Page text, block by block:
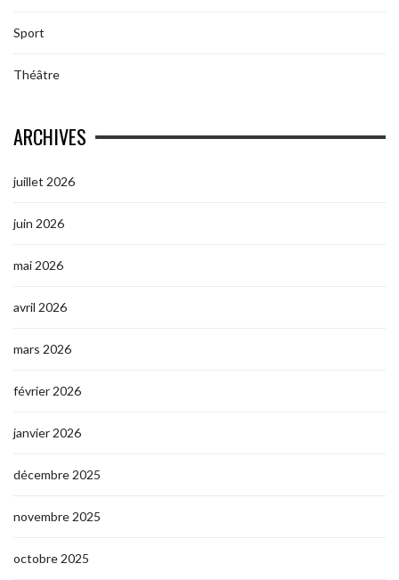
Sport
Théâtre
ARCHIVES
juillet 2026
juin 2026
mai 2026
avril 2026
mars 2026
février 2026
janvier 2026
décembre 2025
novembre 2025
octobre 2025